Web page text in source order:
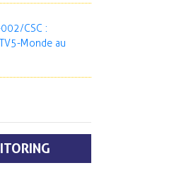
CSC :
Monde au